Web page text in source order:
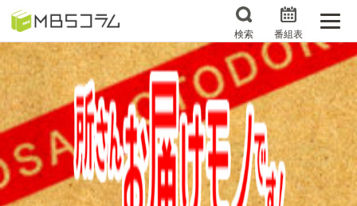
検索 番組表
番組コラムから探す
日曜日の初耳学 復習編 エンタメMBS
3分で読める！『ザ・リー
ダー』たちの泣き笑い
もう一度楽しむプレバト
サタプラ ～気になる情
報をちょこっとプラス～
所さんお届けモノです！
の気になるトコロ